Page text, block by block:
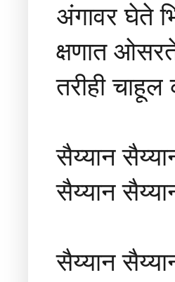
अंगावर घेते
क्षणात
तरीही चाहूल
सैय्यान
सैय्यान
सैय्यान